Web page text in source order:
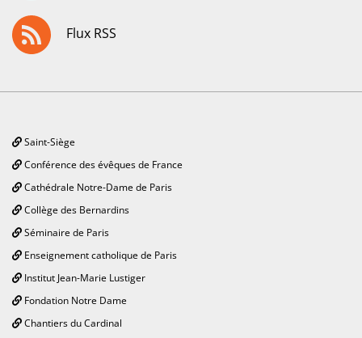
Flux RSS
Saint-Siège
Conférence des évêques de France
Cathédrale Notre-Dame de Paris
Collège des Bernardins
Séminaire de Paris
Enseignement catholique de Paris
Institut Jean-Marie Lustiger
Fondation Notre Dame
Chantiers du Cardinal